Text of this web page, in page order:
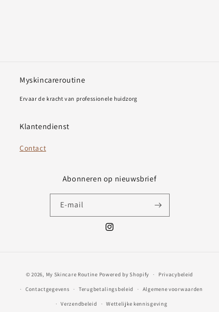
Myskincareroutine
Ervaar de kracht van professionele huidzorg
Klantendienst
Contact
Abonneren op nieuwsbrief
E‑mail
Instagram
© 2026, My Skincare Routine Powered by Shopify Privacybeleid
Contactgegevens Terugbetalingsbeleid Algemene voorwaarden
Verzendbeleid Wettelijke kennisgeving